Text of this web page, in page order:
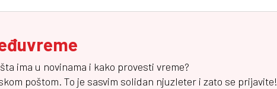
ima u novinama i kako provesti vreme?
poštom. To je sasvim solidan njuzleter i zato se prijavite!